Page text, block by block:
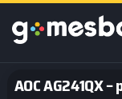
AOC AG241QX